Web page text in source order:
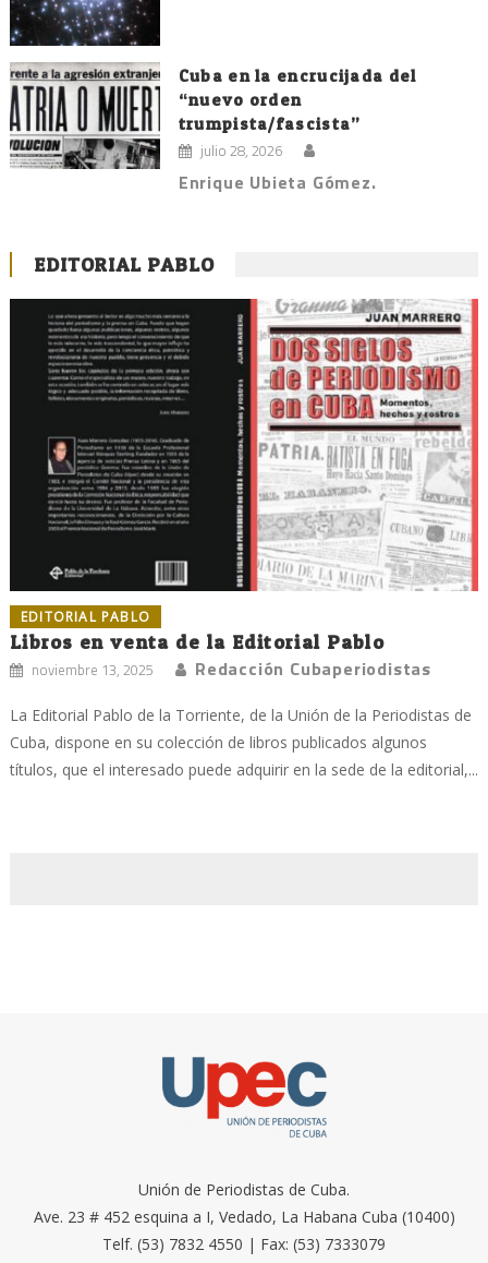
Cuba en la encrucijada del
“nuevo orden
trumpista/fascista”
julio 28, 2026
Enrique Ubieta Gómez.
EDITORIAL PABLO
EDITORIAL PABLO
Libros en venta de la Editorial Pablo
noviembre 13, 2025 Redacción Cubaperiodistas
La Editorial Pablo de la Torriente, de la Unión de la Periodistas de
Cuba, dispone en su colección de libros publicados algunos
títulos, que el interesado puede adquirir en la sede de la editorial,...
Unión de Periodistas de Cuba.
Ave. 23 # 452 esquina a I, Vedado, La Habana Cuba (10400)
Telf. (53) 7832 4550 | Fax: (53) 7333079